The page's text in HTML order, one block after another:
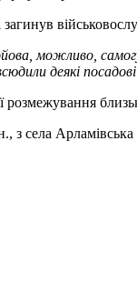
загинув
можливо,
деякі
розмежування
з села